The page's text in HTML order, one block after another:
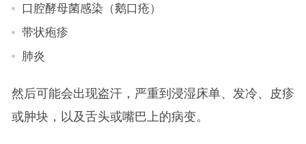
口腔酵母菌感染（鹅口疮）
带状疱疹
肺炎
然后可能会出现盗汗，严重到浸湿床单、发冷、皮疹
或肿块，以及舌头或嘴巴上的病变。